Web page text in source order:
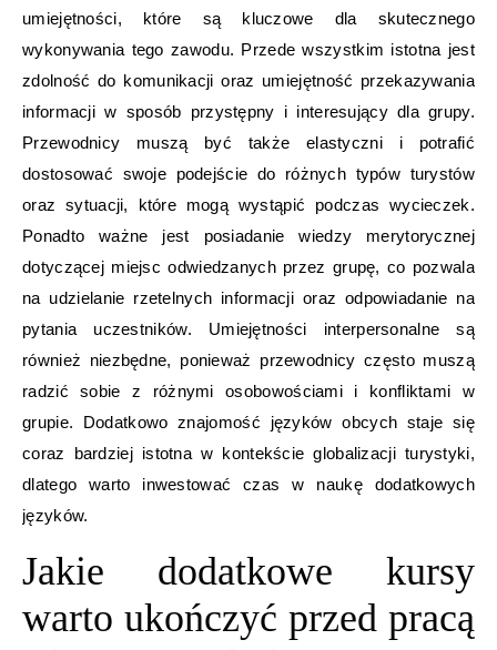
umiejętności, które są kluczowe dla skutecznego
wykonywania tego zawodu. Przede wszystkim istotna jest
zdolność do komunikacji oraz umiejętność przekazywania
informacji w sposób przystępny i interesujący dla grupy.
Przewodnicy muszą być także elastyczni i potrafić
dostosować swoje podejście do różnych typów turystów
oraz sytuacji, które mogą wystąpić podczas wycieczek.
Ponadto ważne jest posiadanie wiedzy merytorycznej
dotyczącej miejsc odwiedzanych przez grupę, co pozwala
na udzielanie rzetelnych informacji oraz odpowiadanie na
pytania uczestników. Umiejętności interpersonalne są
również niezbędne, ponieważ przewodnicy często muszą
radzić sobie z różnymi osobowościami i konfliktami w
grupie. Dodatkowo znajomość języków obcych staje się
coraz bardziej istotna w kontekście globalizacji turystyki,
dlatego warto inwestować czas w naukę dodatkowych
języków.
Jakie dodatkowe kursy
warto ukończyć przed pracą